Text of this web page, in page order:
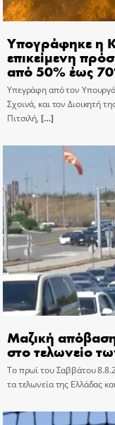
Υπογράφηκε η
επικείμενη
από 50% έως
Υπεγράφη από τον
Σχοινά, και τον Διοικητή
Πιτσιλή, […]
Μαζική
στο τελωνείο
Το πρωί του Σαββάτου
τα τελωνεία της Ελλάδας